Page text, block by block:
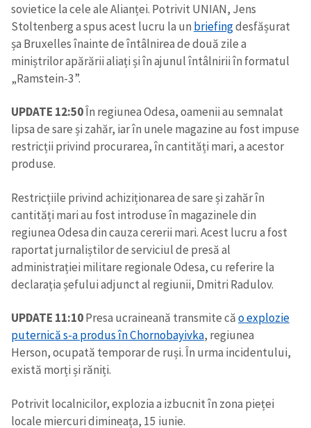
sovietice la cele ale Alianței. Potrivit UNIAN, Jens
Stoltenberg a spus acest lucru la un briefingdesfășurat
șa Bruxelles înainte de întâlnirea de două zile a
miniștrilor apărării aliați și în ajunul întâlnirii în formatul
„Ramstein-3”.
UPDATE 12:50În regiunea Odesa, oamenii au semnalat
lipsa de sare și zahăr, iar în unele magazine au fost impuse
restricții privind procurarea, în cantități mari, a acestor
produse.
Restricțiile privind achiziționarea de sare și zahăr în
cantități mari au fost introduse în magazinele din
regiunea Odesa din cauza cererii mari. Acest lucru a fost
raportat jurnaliștilor de serviciul de presă al
administrației militare regionale Odesa, cu referire la
declarația șefului adjunct al regiunii, Dmitri Radulov.
UPDATE 11:10Presa ucraineană transmite căo explozie
puternică s-a produs în Chornobayivka, regiunea
Herson, ocupată temporar de ruși. În urma incidentului,
există morți și răniți.
Potrivit localnicilor, explozia a izbucnit în zona pieței
locale miercuri dimineața, 15 iunie.
ȘTIREA MEA
Titlu știre
+ Adaugă titlu
Link media
+ Link media
Mesajul știrei
+ Mesajul știrei